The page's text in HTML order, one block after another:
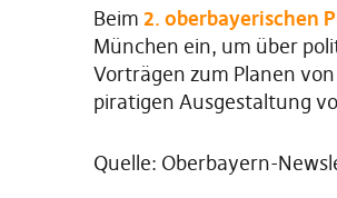
Beim 2. oberbayerischen
München ein, um über
Vorträgen zum Planen
piratigen Ausgestaltung
Quelle: Oberbayern-